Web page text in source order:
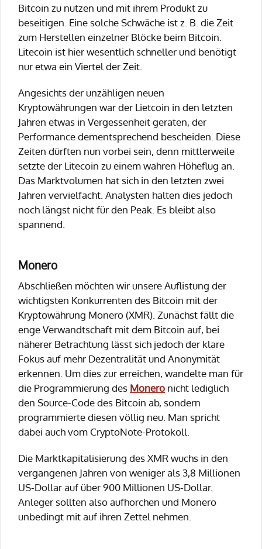
Bitcoin zu nutzen und mit ihrem Produkt zu
beseitigen. Eine solche Schwäche ist z. B. die Zeit
zum Herstellen einzelner Blöcke beim Bitcoin.
Litecoin ist hier wesentlich schneller und benötigt
nur etwa ein Viertel der Zeit.
Angesichts der unzähligen neuen
Kryptowährungen war der Lietcoin in den letzten
Jahren etwas in Vergessenheit geraten, der
Performance dementsprechend bescheiden. Diese
Zeiten dürften nun vorbei sein, denn mittlerweile
setzte der Litecoin zu einem wahren Höheflug an.
Das Marktvolumen hat sich in den letzten zwei
Jahren vervielfacht. Analysten halten dies jedoch
noch längst nicht für den Peak. Es bleibt also
spannend.
Monero
Abschließen möchten wir unsere Auflistung der
wichtigsten Konkurrenten des Bitcoin mit der
Kryptowährung Monero (XMR). Zunächst fällt die
enge Verwandtschaft mit dem Bitcoin auf, bei
näherer Betrachtung lässt sich jedoch der klare
Fokus auf mehr Dezentralität und Anonymität
erkennen. Um dies zur erreichen, wandelte man für
die Programmierung des Monero nicht lediglich
den Source-Code des Bitcoin ab, sondern
programmierte diesen völlig neu. Man spricht
dabei auch vom CryptoNote-Protokoll.
Die Marktkapitalisierung des XMR wuchs in den
vergangenen Jahren von weniger als 3,8 Millionen
US-Dollar auf über 900 Millionen US-Dollar.
Anleger sollten also aufhorchen und Monero
unbedingt mit auf ihren Zettel nehmen.